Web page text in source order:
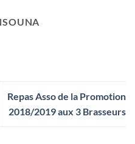
Repas Asso de la Promotion
2018/2019 aux 3 Brasseurs